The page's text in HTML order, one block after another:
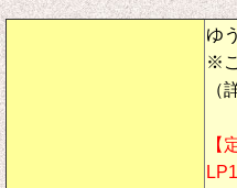
ゆ
※
（
【